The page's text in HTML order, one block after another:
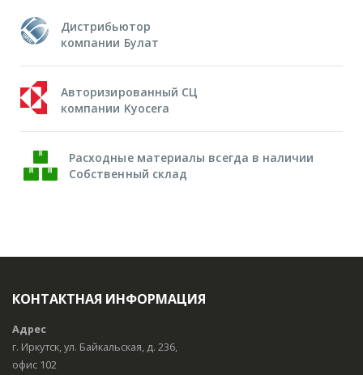
Дистрибьютор
компании Булат
Авторизированный СЦ
компании Kyocera
Расходные материалы всегда в наличии
Собственный склад
КОНТАКТНАЯ ИНФОРМАЦИЯ
Адрес
г. Иркутск, ул. Байкальская, д. 236,
офис 102